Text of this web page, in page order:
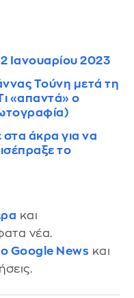
Ιανουαρίου 2023
Τούνη μετά τη
«απαντά» ο
άκρα για να
το
και
νέα.
Google News και